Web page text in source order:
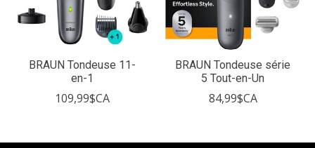
BRAUN Tondeuse 11-
en-1
109,99$CA
BRAUN Tondeuse série
5 Tout-en-Un
84,99$CA